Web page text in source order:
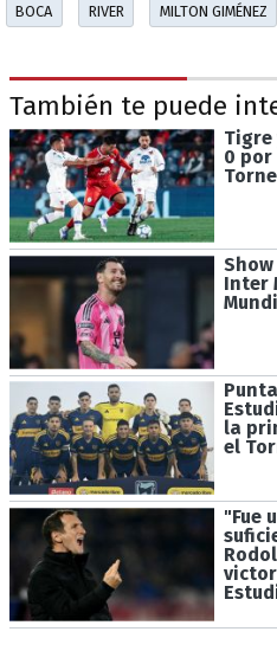
BOCA RIVER MILTON GIMÉNEZ
También te puede
Tigre
0 por
Inter
la
el
"Fue